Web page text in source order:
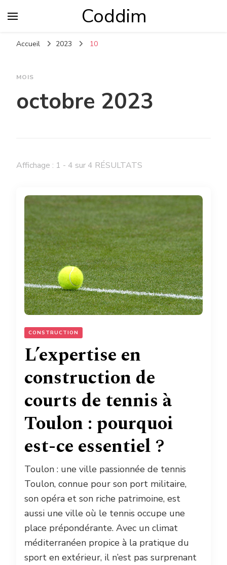
Coddim
Accueil 2023 10
MOIS
octobre 2023
Affichage : 1 - 4 sur 4 RÉSULTATS
CONSTRUCTION
L’expertise en
construction de
courts de tennis à
Toulon : pourquoi
est-ce essentiel ?
Toulon : une ville passionnée de tennis
Toulon, connue pour son port militaire,
son opéra et son riche patrimoine, est
aussi une ville où le tennis occupe une
place prépondérante. Avec un climat
méditerranéen propice à la pratique du
sport en extérieur, il n’est pas surprenant